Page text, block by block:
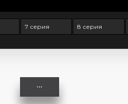
7 серия 8 серия